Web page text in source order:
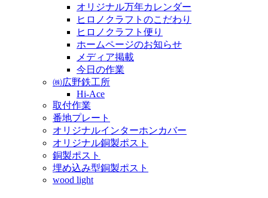
オリジナル万年カレンダー
ヒロノクラフトのこだわり
ヒロノクラフト便り
ホームページのお知らせ
メディア掲載
今日の作業
㈱広野鉄工所
Hi-Ace
取付作業
番地プレート
オリジナルインターホンカバー
オリジナル銅製ポスト
銅製ポスト
埋め込み型銅製ポスト
wood light